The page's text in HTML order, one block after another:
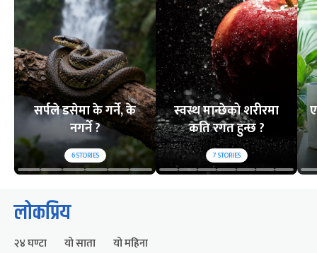
सर्पले डसेमा के गर्ने, के
नगर्ने ?
6STORIES
स्वस्थ मान्छेको शरीरमा
कति रगत हुन्छ ?
7STORIES
लोकप्रिय
२४ घण्टा यो साता यो महिना